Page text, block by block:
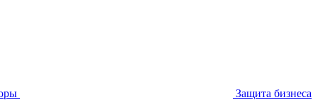
Защита бизнеса